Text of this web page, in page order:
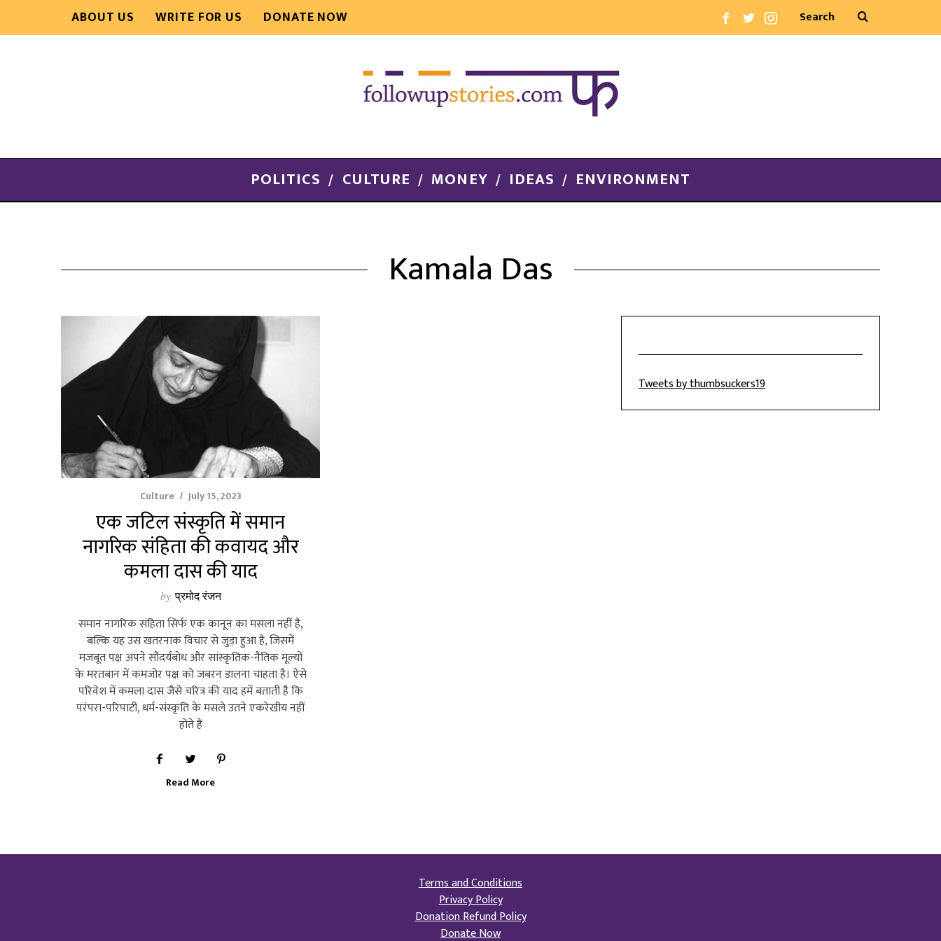
ABOUT US WRITE FOR US DONATE NOW
POLITICS CULTURE MONEY IDEAS ENVIRONMENT
Kamala Das
Culture July 15, 2023
एक जटिल संस्कृति में समान
नागरिक संहिता की कवायद और
कमला दास की याद
by प्रमोद रंजन
समान नागरिक संहिता सिर्फ एक कानून का मसला नहीं है,
बल्कि यह उस खतरनाक विचार से जुड़ा हुआ है, जिसमें
मजबूत पक्ष अपने सौंदर्यबोध और सांस्कृतिक-नैतिक मूल्यों
के मरतबान में कमजोर पक्ष को जबरन डालना चाहता है। ऐसे
परिवेश में कमला दास जैसे चरित्र की याद हमें बताती है कि
परंपरा-परिपाटी, धर्म-संस्कृति के मसले उतने एकरेखीय नहीं
होते हैं
Read More
Tweets by thumbsuckers19
Terms and Conditions
Privacy Policy
Donation Refund Policy
Donate Now